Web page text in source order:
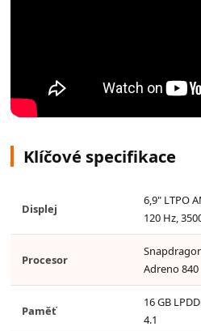
Klíčové specifikace
Displej
6,9" LTPO
120 Hz,
Procesor
Adreno 840
Paměť
16 GB
4.1